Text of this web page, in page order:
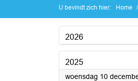
U bevindt zich hier: Home
2026
2025
woensdag 10